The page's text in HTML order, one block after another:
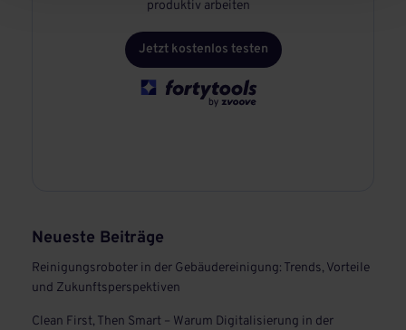
produktiv arbeiten
Jetzt kostenlos testen
Neueste Beiträge
Reinigungsroboter in der Gebäudereinigung: Trends, Vorteile
und Zukunftsperspektiven
Clean First, Then Smart – Warum Digitalisierung in der